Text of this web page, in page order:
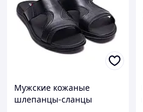
Мужские кожаные
шлепанцы-сланцы